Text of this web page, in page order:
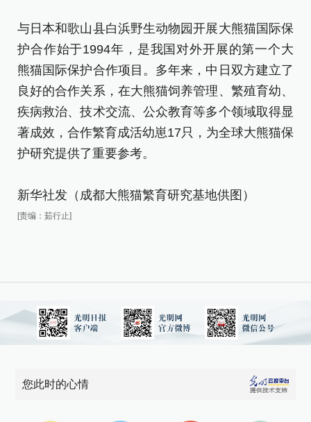
与日本和歌山县白浜野生动物园开展大熊猫国际保
护合作始于1994年，是我国对外开展的第一个大
熊猫国际保护合作项目。多年来，中日双方建立了
良好的合作关系，在大熊猫饲养管理、繁殖育幼、
疾病救治、技术交流、公众教育等多个领域取得显
著成效，合作繁育成活幼崽17只，为全球大熊猫保
护研究提供了重要参考。
新华社发（成都大熊猫繁育研究基地供图）
[责编：茹行止]
您此时的心情